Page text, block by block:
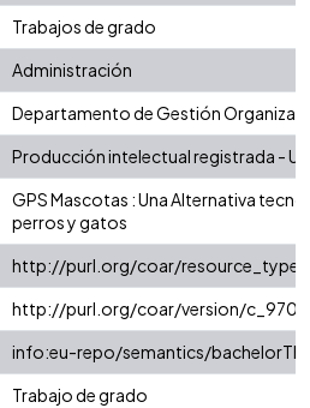
Trabajos de grado
Administración
Departamento de Gestión
Producción intelectual registrada -
GPS Mascotas : Una Alternativa
perros y gatos
http://purl.org/coar/resource_type/
http://purl.org/coar/version/
info:eu-repo/semantics/
Trabajo de grado